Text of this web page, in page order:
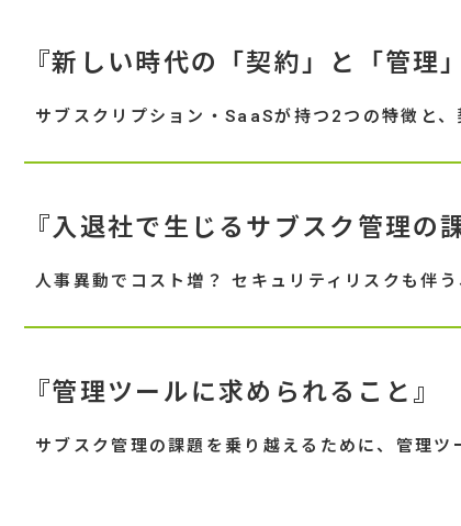
『新しい時代の「契約」と「管理」
サブスクリプション・SaaSが持つ2つの特徴と
『入退社で生じるサブスク管理の
人事異動でコスト増？ セキュリティリスクも伴
『管理ツールに求められること』
サブスク管理の課題を乗り越えるために、管理ツ